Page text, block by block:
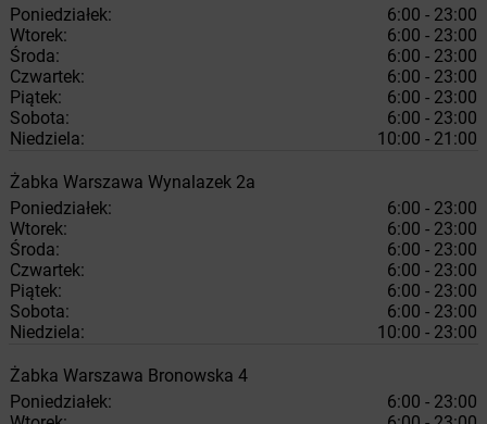
Poniedziałek:
6:00 - 23:00
Wtorek:
6:00 - 23:00
Środa:
6:00 - 23:00
Czwartek:
6:00 - 23:00
Piątek:
6:00 - 23:00
Sobota:
6:00 - 23:00
Niedziela:
10:00 - 21:00
Żabka Warszawa Wynalazek 2a
Poniedziałek:
6:00 - 23:00
Wtorek:
6:00 - 23:00
Środa:
6:00 - 23:00
Czwartek:
6:00 - 23:00
Piątek:
6:00 - 23:00
Sobota:
6:00 - 23:00
Niedziela:
10:00 - 23:00
Żabka Warszawa Bronowska 4
Poniedziałek:
6:00 - 23:00